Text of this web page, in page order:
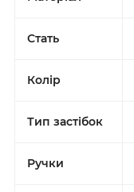
Стать
Колір
Тип застібок
Ручки